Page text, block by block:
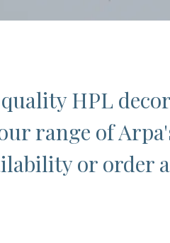
HPL
range of
or order